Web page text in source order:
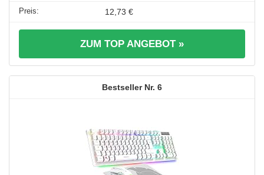
12,73 €
ZUM TOP ANGEBOT »
6